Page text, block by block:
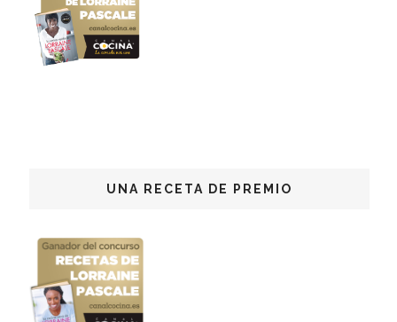
UNA RECETA DE PREMIO